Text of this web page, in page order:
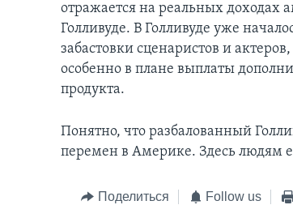
отражается на реальных
Голливуде. В Голливуде уже
забастовки сценаристов и
особенно в плане выплаты
продукта.
Понятно, что разбалованный
перемен в Америке. Здесь людям
Поделиться Follow us